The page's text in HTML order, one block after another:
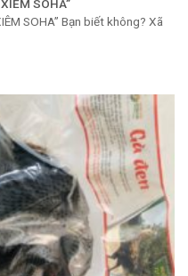
SOHA”
SOHA” Bạn biết không? Xã